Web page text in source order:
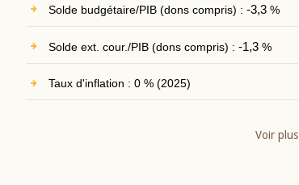
Solde budgétaire/PIB (dons compris) : -3,3%
Solde ext. cour./PIB (dons compris) : -1,3%
Taux d'inflation : 0 % (2025)
Voir plus